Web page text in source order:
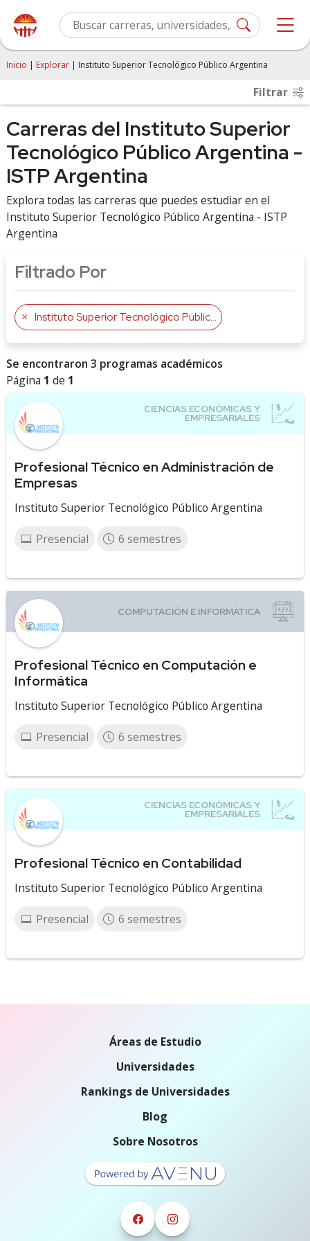
Inicio | Explorar | Instituto Superior Tecnológico Público Argentina
Filtrar
Carreras del Instituto Superior
Tecnológico Público Argentina -
ISTP Argentina
Explora todas las carreras que puedes estudiar en el
Instituto Superior Tecnológico Público Argentina - ISTP
Argentina
Filtrado Por
Instituto Superior Tecnológico Público Argentina
Se encontraron 3 programas académicos
Página 1 de 1
Profesional Técnico en Administración de
Empresas
Instituto Superior Tecnológico Público Argentina
Presencial 6 semestres
Profesional Técnico en Computación e
Informática
Instituto Superior Tecnológico Público Argentina
Presencial 6 semestres
Profesional Técnico en Contabilidad
Instituto Superior Tecnológico Público Argentina
Presencial 6 semestres
Áreas de Estudio
Universidades
Rankings de Universidades
Blog
Sobre Nosotros